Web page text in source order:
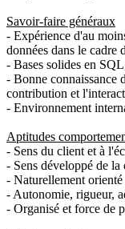
Savoir-faire généraux
- Expérience d'au
données dans le
- Bases solides en
- Bonne connaissance
contribution et
- Environnement
Aptitudes
- Sens du client et à
- Sens développé de
- Naturellement
- Autonomie, rigueur,
- Organisé et force de